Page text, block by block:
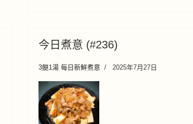
今日煮意 (#236)
3餸1湯 每日新鮮煮意 2025年7月27日